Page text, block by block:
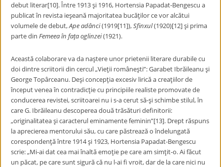
debut literar[10]. Între 1913 şi 1916, Hortensia Papadat-Bengescu a
publicat în revista ieşeană majoritatea bucăţilor ce vor alcătui
volumele de debut,Ape adânci(1919[11]),Sfinxul(1920)[12] şi prima
parte dinFemeea în faţa oglinzei(1921).
Această colaborare va da naştere unor prietenii literare durabile cu
doi dintre scriitorii din cercul „Vieţii româneşti”: Garabet Ibrăileanu şi
George Topârceanu. Deşi concepţia excesiv lirică a creaţiilor de
început venea în contradicţie cu principiile realiste promovate de
conducerea revistei, scriitoarei nu i s-a cerut să-şi schimbe stilul, în
care G. Ibrăileanu descoperea două trăsături definitorii:
„originalitatea şi caracterul eminamente feminin”[13]. Drept răspuns
la aprecierea mentorului său, cu care păstrează o îndelungată
corespondenţă între 1914 şi 1923, Hortensia Papadat-Bengescu
scrie: „Mi-ai dat cea mai înaltă emoţie pe care am simţit-o. Ai făcut
un păcat, pe care sunt sigură că nu l-ai fi vroit, dar de la care nici nu